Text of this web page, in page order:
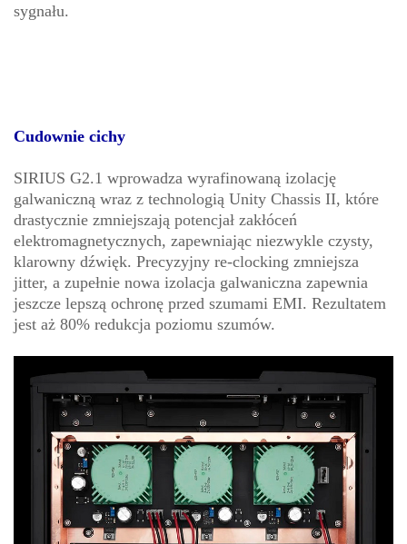
sygnału.
Cudownie cichy
SIRIUS G2.1 wprowadza wyrafinowaną izolację
galwaniczną wraz z technologią Unity Chassis II, które
drastycznie zmniejszają potencjał zakłóceń
elektromagnetycznych, zapewniając niezwykle czysty,
klarowny dźwięk. Precyzyjny re-clocking zmniejsza
jitter, a zupełnie nowa izolacja galwaniczna zapewnia
jeszcze lepszą ochronę przed szumami EMI. Rezultatem
jest aż 80% redukcja poziomu szumów.